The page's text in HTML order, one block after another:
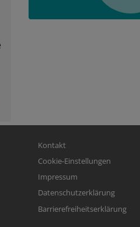
Fußbereichsmenü
Kontakt
Cookie-Einstellungen
Impressum
Datenschutzerklärung
Barrierefreiheitserklärung